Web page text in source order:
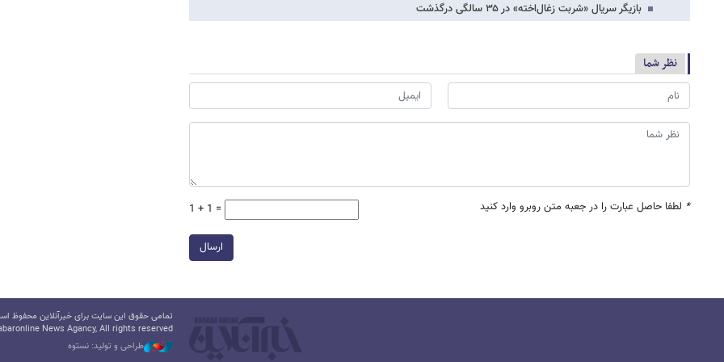
بازیگر سریال «شربت زغال‌اخته» در ۳۵ سالگی درگذشت
نظر شما
* لطفا حاصل عبارت را در جعبه متن روبرو وارد کنید 1 + 1 =
ارسال
تمامی حقوق این سایت برای خبرآنلاین محفوظ
News Agancy, All rights reserved
طراحی و تولید: نستوه